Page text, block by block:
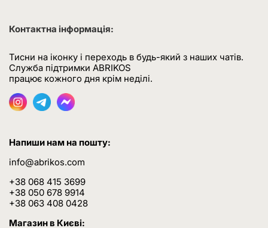
Контактна інформація:
Тисни на іконку і переходь в будь-який з наших чатів.
Служба підтримки ABRIKOS
працює кожного дня крім неділі.
Напиши нам на пошту:
info@abrikos.com
+38 068 415 3699
+38 050 678 9914
+38 063 408 0428
Магазин в Києві: